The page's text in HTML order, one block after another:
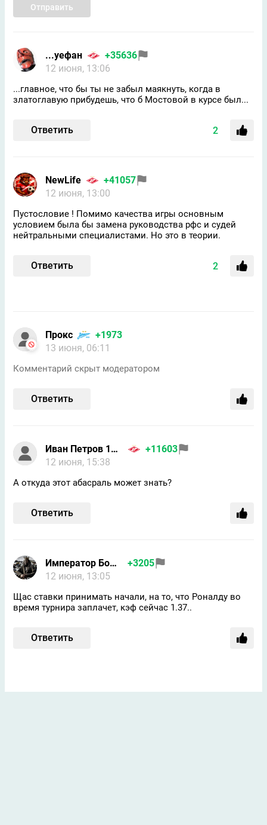
Отправить
...уефан
+35636
12 июня, 13:06
...главное, что бы ты не забыл маякнуть, когда в
златоглавую прибудешь, что б Мостовой в курсе был...
Ответить 2
NewLife
+41057
12 июня, 13:00
Пустословие ! Помимо качества игры основным
условием была бы замена руководства рфс и судей
нейтральными специалистами. Но это в теории.
Ответить 2
Прокс
+1973
13 июня, 06:11
Комментарий скрыт модератором
Ответить
Иван Петров 1986
+11603
12 июня, 15:38
А откуда этот абасраль может знать?
Ответить
Император Бомжей
+3205
12 июня, 13:05
Щас ставки принимать начали, на то, что Роналду во
время турнира заплачет, кэф сейчас 1.37..
Ответить